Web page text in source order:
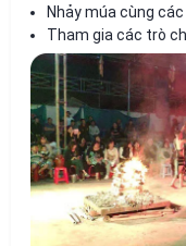
Nhảy múa cùng
Tham gia các trò